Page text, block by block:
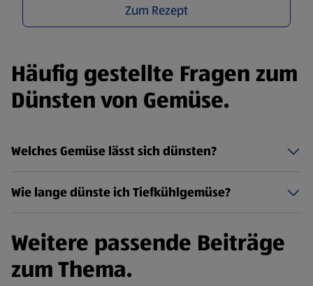
Zum Rezept
Häufig gestellte Fragen zum
Dünsten von Gemüse.
Welches Gemüse lässt sich dünsten?
Wie lange dünste ich Tiefkühlgemüse?
Weitere passende Beiträge
zum Thema.